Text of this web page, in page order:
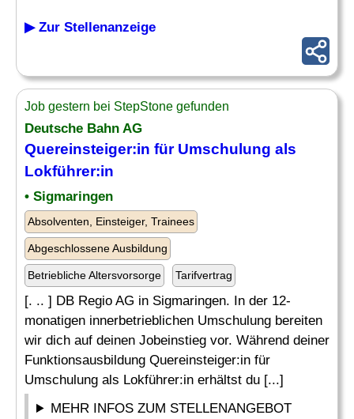
▶ Zur Stellenanzeige
Job gestern bei StepStone gefunden
Deutsche Bahn AG
Quereinsteiger:in für Umschulung als
Lokführer:in
• Sigmaringen
Absolventen, Einsteiger, Trainees
Abgeschlossene Ausbildung
Betriebliche Altersvorsorge Tarifvertrag
[. .. ] DB Regio AG in Sigmaringen. In der 12-
monatigen innerbetrieblichen Umschulung bereiten
wir dich auf deinen Jobeinstieg vor. Während deiner
Funktionsausbildung Quereinsteiger:in für
Umschulung als Lokführer:in erhältst du [...]
MEHR INFOS ZUM STELLENANGEBOT